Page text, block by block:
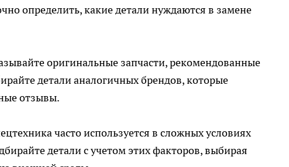
определить, какие детали нуждаются в замене
оригинальные запчасти, рекомендованные
детали аналогичных брендов, которые
отзывы.
часто используется в сложных условиях
детали с учетом этих факторов, выбирая